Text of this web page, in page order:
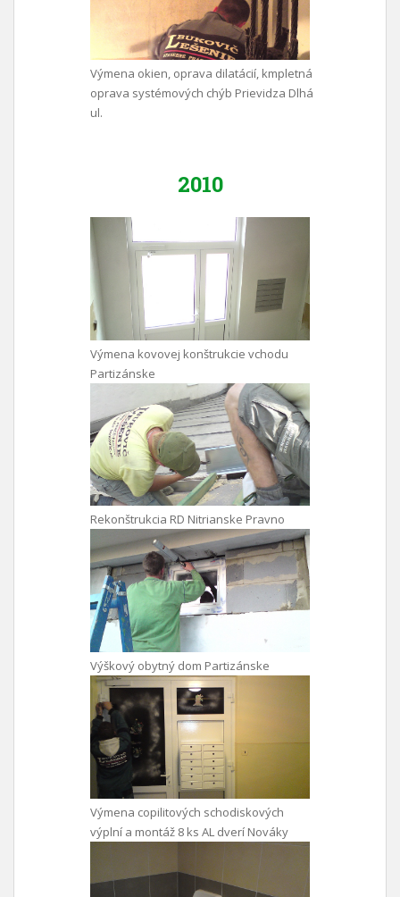
Výmena okien, oprava dilatácií, kmpletná
oprava systémových chýb Prievidza Dlhá
ul.
2010
Výmena kovovej konštrukcie vchodu
Partizánske
Rekonštrukcia RD Nitrianske Pravno
Výškový obytný dom Partizánske
Výmena copilitových schodiskových
výplní a montáž 8 ks AL dverí Nováky